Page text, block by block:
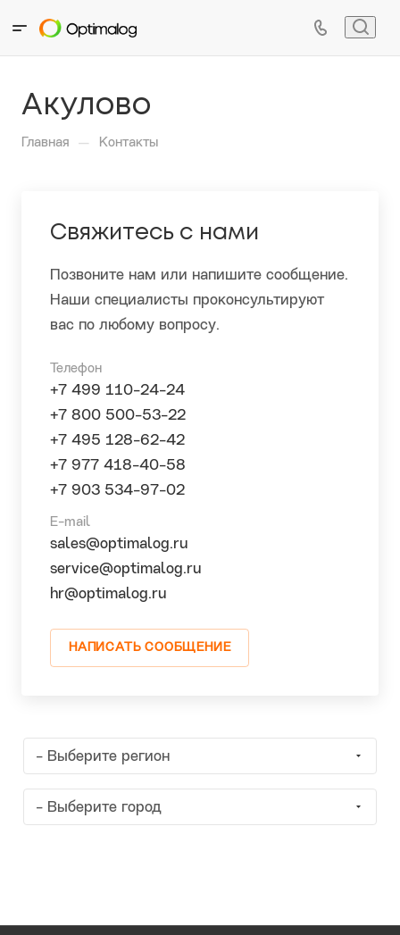
Акулово
Главная — Контакты
- Выберите регион
- Выберите город
Свяжитесь с нами
Позвоните нам или напишите сообщение.
Наши специалисты проконсультируют
вас по любому вопросу.
Телефон
+7 499 110-24-24
+7 800 500-53-22
+7 495 128-62-42
+7 977 418-40-58
+7 903 534-97-02
E-mail
sales@optimalog.ru
service@optimalog.ru
hr@optimalog.ru
НАПИСАТЬ СООБЩЕНИЕ